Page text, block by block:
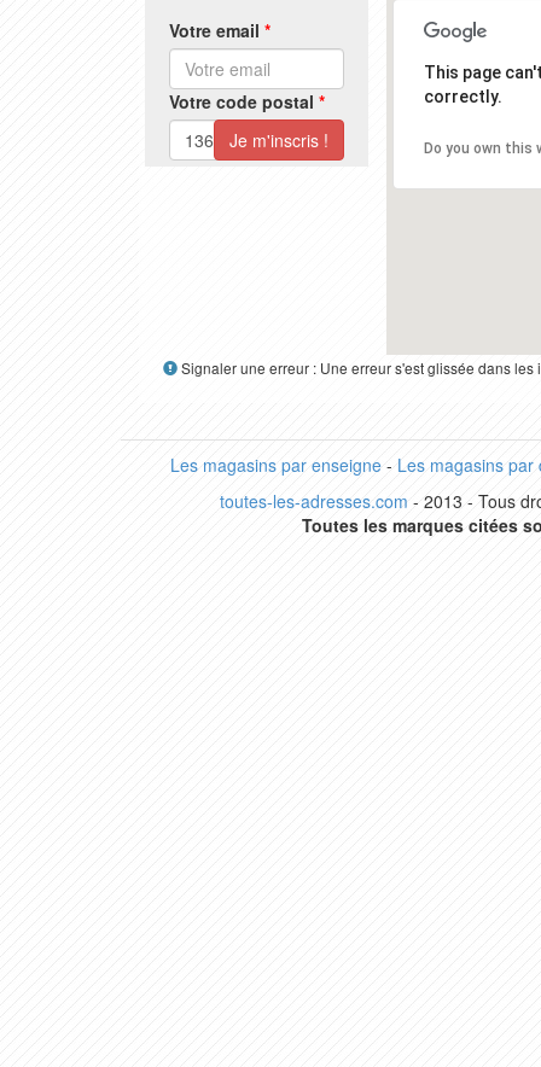
Votre email *
Votre code postal *
This page
correctly.
Do you own this
Signaler une erreur : Une erreur s'est glissée dans
Les magasins par enseigne- Les magasins par
toutes-les-adresses.com - 2013 - Tous
Toutes les marques citées